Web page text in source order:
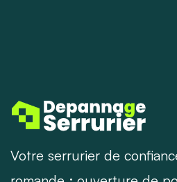
Votre serrurier de